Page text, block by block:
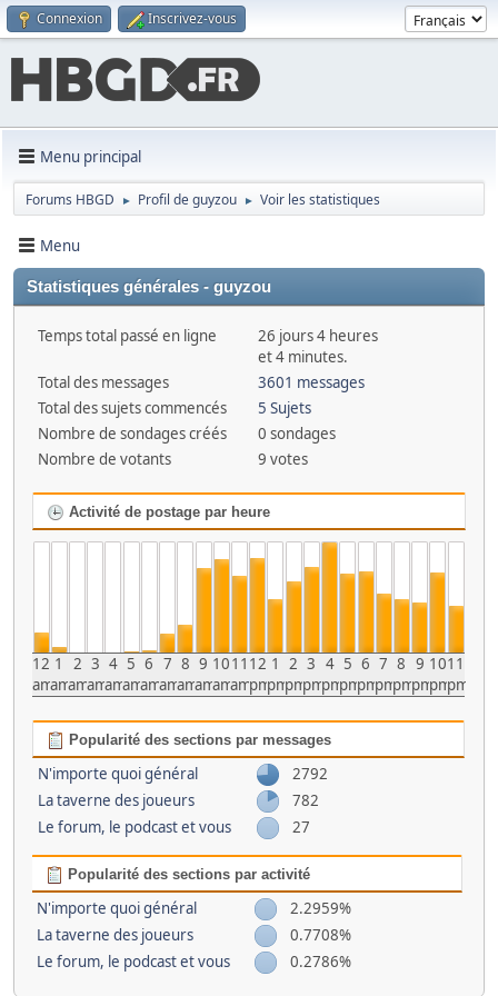
Connexion Inscrivez-vous
Menu principal
Forums HBGD ► Profil de guyzou ► Voir les statistiques
Menu
Statistiques générales - guyzou
Temps total passé en ligne
26 jours 4 heures
et 4 minutes.
Total des messages
3601 messages
Total des sujets commencés
5 Sujets
Nombre de sondages créés
0 sondages
Nombre de votants
9 votes
Activité de postage par heure
12
am
1
am
2
am
3
am
4
am
5
am
6
am
7
am
8
am
9
am
10
am
11
am
12
pm
1
pm
2
pm
3
pm
4
pm
5
pm
6
pm
7
pm
8
pm
9
pm
10
pm
11
pm
Popularité des sections par messages
N'importe quoi général
2792
La taverne des joueurs
782
Le forum, le podcast et vous
27
Popularité des sections par activité
N'importe quoi général
2.2959%
La taverne des joueurs
0.7708%
Le forum, le podcast et vous
0.2786%